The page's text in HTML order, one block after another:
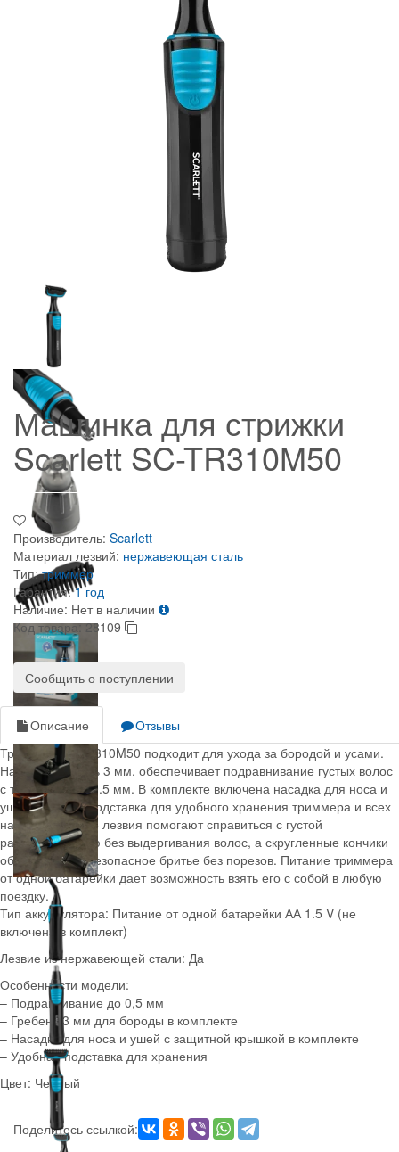
Машинка для стрижки
Scarlett SC-TR310M50
Производитель: Scarlett
Материал лезвий: нержавеющая сталь
Тип: триммер
Гарантия: 1 год
Наличие: Нет в наличии
Код товара:28109
Сообщить о поступлении
Описание
Отзывы
Триммер SC-TR310M50 подходит для ухода за бородой и усами.
Насадка-гребень 3 мм. обеспечивает подравнивание густых волос
с точностью до 0.5 мм. В комплекте включена насадка для носа и
ушей, а так же подставка для удобного хранения триммера и всех
насадок. Острые лезвия помогают справиться с густой
растительностью без выдергивания волос, а скругленные кончики
обеспечивают безопасное бритье без порезов. Питание триммера
от одной батарейки дает возможность взять его с собой в любую
поездку.
Тип аккумулятора: Питание от одной батарейки АА 1.5 V (не
включена в комплект)
Лезвие из нержавеющей стали: Да
Особенности модели:
– Подравнивание до 0,5 мм
– Гребень 3 мм для бороды в комплекте
– Насадка для носа и ушей с защитной крышкой в комплекте
– Удобная подставка для хранения
Цвет: Черный
Поделитесь ссылкой: